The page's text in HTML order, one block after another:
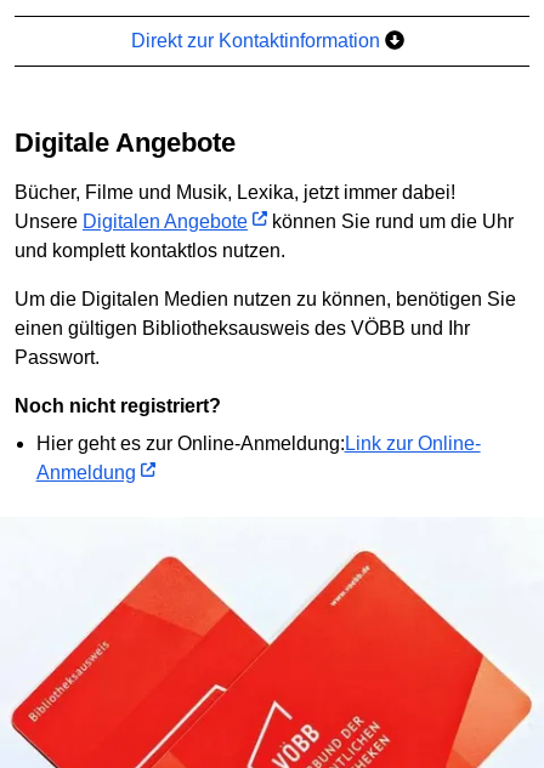
Direkt zur Kontaktinformation
Digitale Angebote
Bücher, Filme und Musik, Lexika, jetzt immer dabei!
Unsere Digitalen Angebote
können Sie rund um die Uhr
und komplett kontaktlos nutzen.
Um die Digitalen Medien nutzen zu können, benötigen Sie
einen gültigen Bibliotheksausweis des VÖBB und Ihr
Passwort.
Noch nicht registriert?
Hier geht es zur Online-Anmeldung: Link zur Online-
Anmeldung